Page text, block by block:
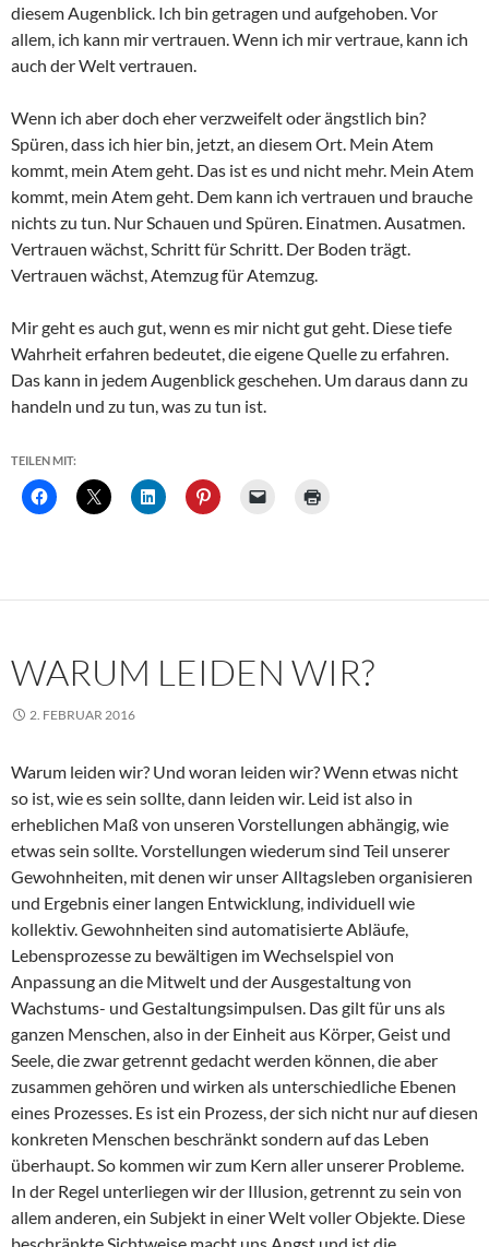
diesem Augenblick. Ich bin getragen und aufgehoben. Vor
allem, ich kann mir vertrauen. Wenn ich mir vertraue, kann ich
auch der Welt vertrauen.
Wenn ich aber doch eher verzweifelt oder ängstlich bin?
Spüren, dass ich hier bin, jetzt, an diesem Ort. Mein Atem
kommt, mein Atem geht. Das ist es und nicht mehr. Mein Atem
kommt, mein Atem geht. Dem kann ich vertrauen und brauche
nichts zu tun. Nur Schauen und Spüren. Einatmen. Ausatmen.
Vertrauen wächst, Schritt für Schritt. Der Boden trägt.
Vertrauen wächst, Atemzug für Atemzug.
Mir geht es auch gut, wenn es mir nicht gut geht. Diese tiefe
Wahrheit erfahren bedeutet, die eigene Quelle zu erfahren.
Das kann in jedem Augenblick geschehen. Um daraus dann zu
handeln und zu tun, was zu tun ist.
TEILEN MIT:
WARUM LEIDEN WIR?
2. FEBRUAR 2016
Warum leiden wir? Und woran leiden wir? Wenn etwas nicht
so ist, wie es sein sollte, dann leiden wir. Leid ist also in
erheblichen Maß von unseren Vorstellungen abhängig, wie
etwas sein sollte. Vorstellungen wiederum sind Teil unserer
Gewohnheiten, mit denen wir unser Alltagsleben organisieren
und Ergebnis einer langen Entwicklung, individuell wie
kollektiv. Gewohnheiten sind automatisierte Abläufe,
Lebensprozesse zu bewältigen im Wechselspiel von
Anpassung an die Mitwelt und der Ausgestaltung von
Wachstums- und Gestaltungsimpulsen. Das gilt für uns als
ganzen Menschen, also in der Einheit aus Körper, Geist und
Seele, die zwar getrennt gedacht werden können, die aber
zusammen gehören und wirken als unterschiedliche Ebenen
eines Prozesses. Es ist ein Prozess, der sich nicht nur auf diesen
konkreten Menschen beschränkt sondern auf das Leben
überhaupt. So kommen wir zum Kern aller unserer Probleme.
In der Regel unterliegen wir der Illusion, getrennt zu sein von
allem anderen, ein Subjekt in einer Welt voller Objekte. Diese
beschränkte Sichtweise macht uns Angst und ist die